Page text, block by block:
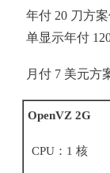
年付 20 刀方案
单显示年付
月付 7 美元方
OpenVZ 2G
CPU：1 核